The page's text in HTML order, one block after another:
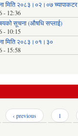
मिति २०८३।०२।०७
- 12:36
सूचना (औषधि सप्लाई)
- 10:15
मिति २०८३।०१।३०
- 15:58
‹ previous 1